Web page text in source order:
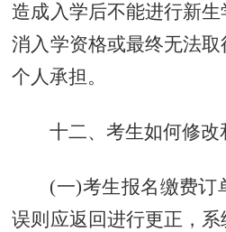
造成入学后不能进行新
消入学资格或最终无法
个人承担。
十二、考生如何修改
(一)考生报名缴费订
误则应返回进行更正，